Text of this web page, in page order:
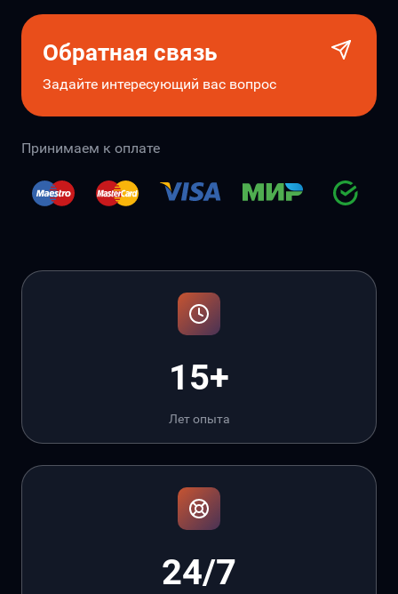
Обратная связь
Задайте интересующий вас вопрос
Принимаем к оплате
15+
Лет опыта
24/7